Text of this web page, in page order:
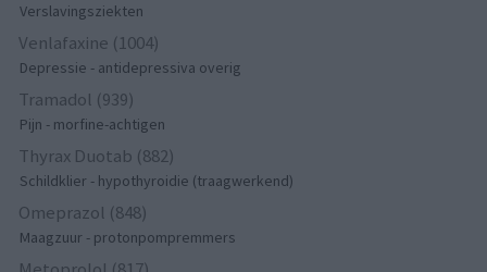
Verslavingsziekten
Venlafaxine (1004)
Depressie - antidepressiva overig
Tramadol (939)
Pijn - morfine-achtigen
Thyrax Duotab (882)
Schildklier - hypothyroidie (traagwerkend)
Omeprazol (848)
Maagzuur - protonpompremmers